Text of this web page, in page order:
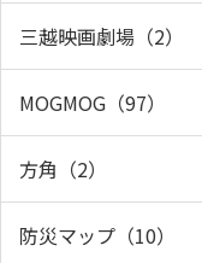
三越映画劇場（2）
MOGMOG（97）
方角（2）
防災マップ（10）